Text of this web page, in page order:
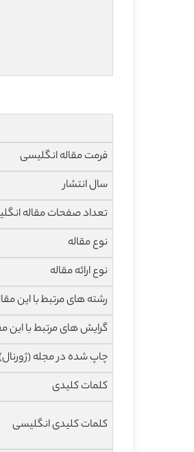
فرمت مقاله انگلیسی
سال انتشار
تعداد صفحات مقاله
نوع مقاله
نوع ارائه مقاله
رشته های مرتبط با این
گرایش های مرتبط با این
چاپ شده در مجله
کلمات کلیدی
کلمات کلیدی انگلیسی